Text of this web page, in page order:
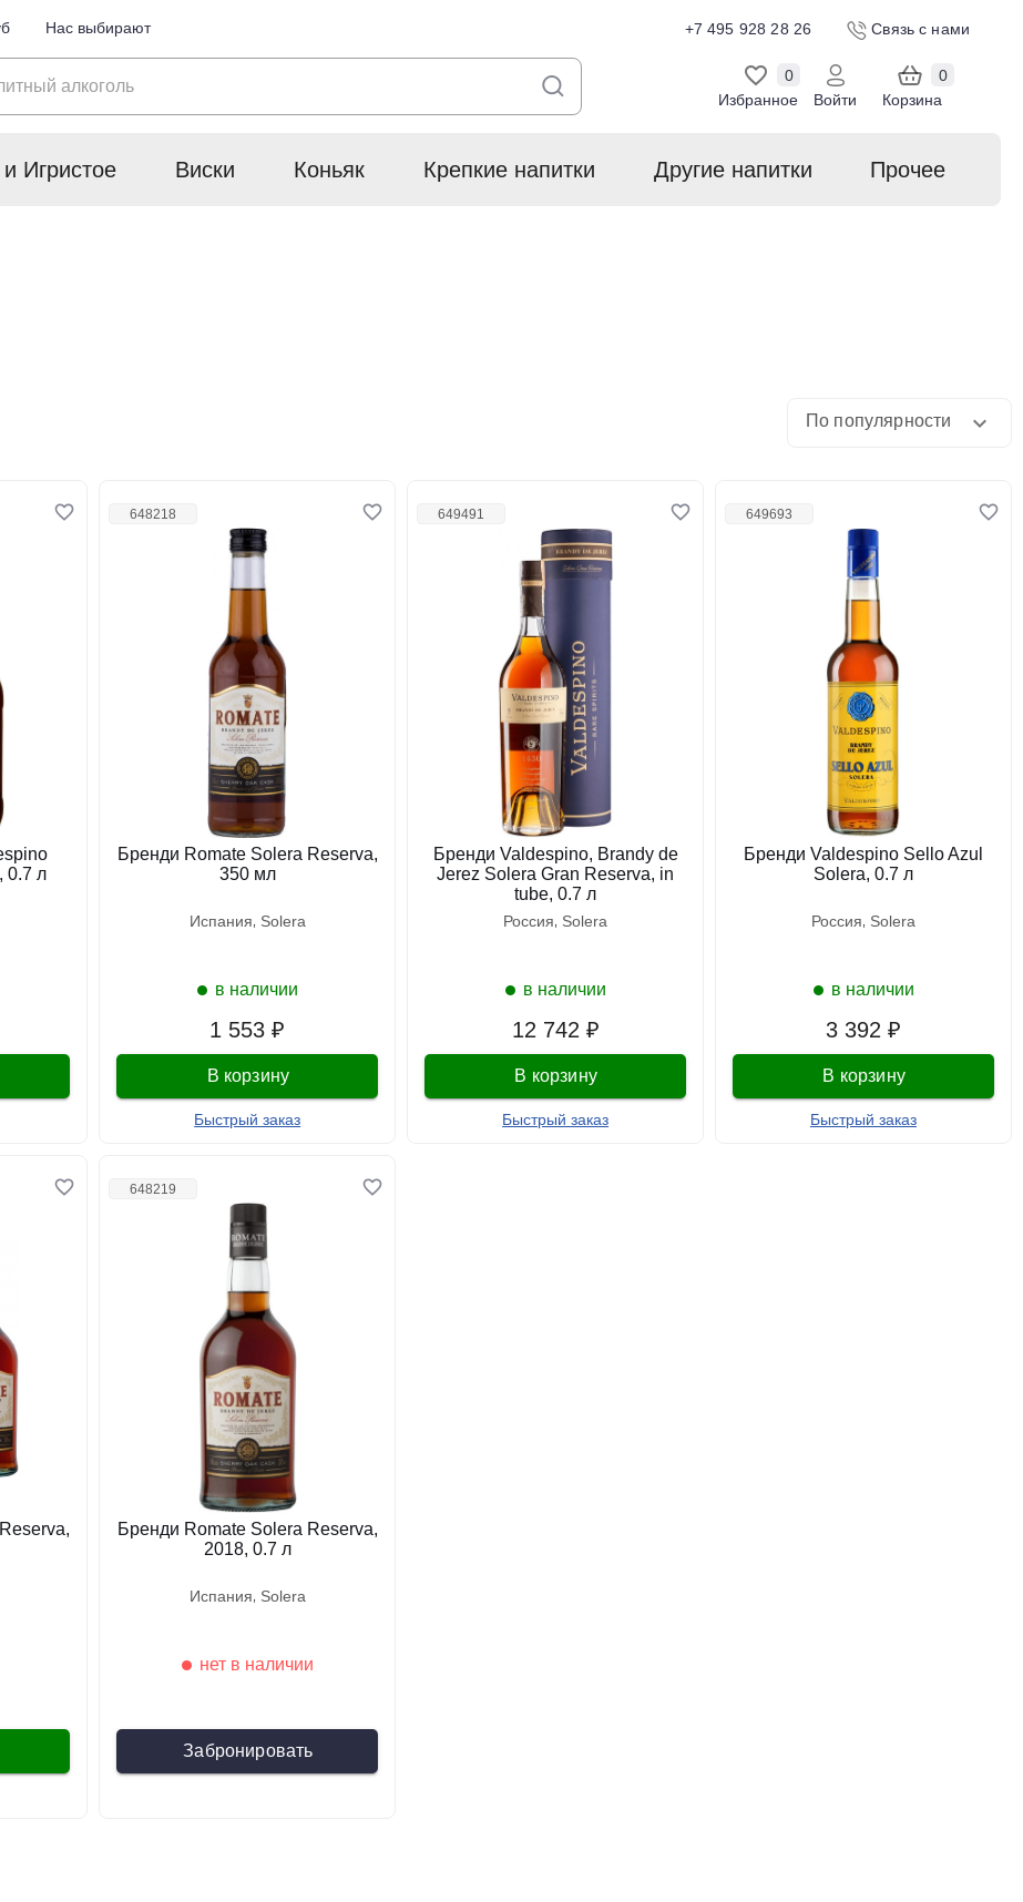
Нас выбирают +7 495 928 28 26 Связь с нами
Избранное
0
Войти
Корзина
0
Игристое Виски Коньяк Крепкие напитки Другие напитки Прочее
По популярности
0.7 л
648218
1 553 ₽
Бренди Romate Solera Reserva,
350 мл
испания solera
В корзину
Быстрый заказ
в наличии
649491
12 742 ₽
Бренди Valdespino, Brandy de
Jerez Solera Gran Reserva, in
tube, 0.7 л
россия solera
В корзину
Быстрый заказ
в наличии
649693
3 392 ₽
Бренди Valdespino Sello Azul
Solera, 0.7 л
россия solera
В корзину
Быстрый заказ
в наличии
648219
Бренди Romate Solera Reserva,
2018, 0.7 л
испания solera
Забронировать
нет в наличии